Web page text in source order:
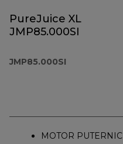
PureJuice XL
JMP85.000SI
JMP85.000SI
MOTOR PUTERNIC